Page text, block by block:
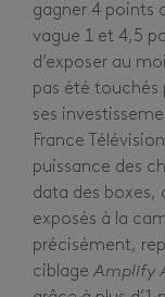
gagner 4 points
vague 1 et 4,5
d’exposer au
pas été touchés
ses
France
puissance des
data des boxes,
exposés à la
précisément,
ciblage Amplify